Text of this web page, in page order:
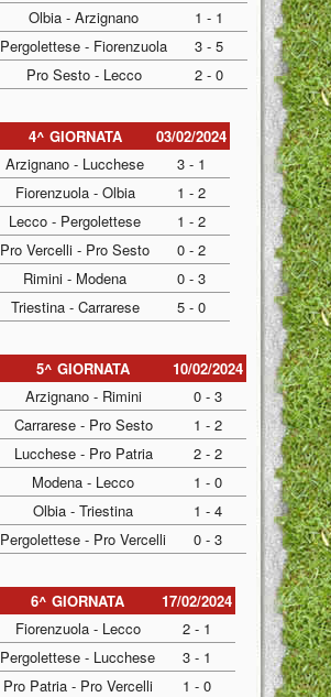
Olbia - Arzignano
1 - 1
Pergolettese - Fiorenzuola
3 - 5
Pro Sesto - Lecco 2 - 0
4^ GIORNATA
03/02/2024
Arzignano - Lucchese
3 - 1
Fiorenzuola - Olbia
1 - 2
Lecco - Pergolettese
1 - 2
Pro Vercelli - Pro Sesto
0 - 2
Rimini - Modena
0 - 3
Triestina - Carrarese 5 - 0
5^ GIORNATA
10/02/2024
Arzignano - Rimini
0 - 3
Carrarese - Pro Sesto
1 - 2
Lucchese - Pro Patria
2 - 2
Modena - Lecco
1 - 0
Olbia - Triestina
1 - 4
Pergolettese - Pro Vercelli 0 - 3
6^ GIORNATA
17/02/2024
Fiorenzuola - Lecco
2 - 1
Pergolettese - Lucchese
3 - 1
Pro Patria - Pro Vercelli
1 - 0